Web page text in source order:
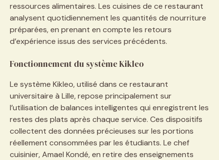
ressources alimentaires. Les cuisines de ce restaurant
analysent quotidiennement les quantités de nourriture
préparées, en prenant en compte les retours
d’expérience issus des services précédents.
Fonctionnement du système Kikleo
Le système Kikleo, utilisé dans ce restaurant
universitaire à Lille, repose principalement sur
l’utilisation de balances intelligentes qui enregistrent les
restes des plats après chaque service. Ces dispositifs
collectent des données précieuses sur les portions
réellement consommées par les étudiants. Le chef
cuisinier, Amael Kondé, en retire des enseignements